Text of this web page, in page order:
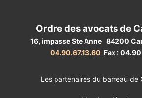
Ordre des avocats de
16, impasse Ste Anne 84200
04.90.67.13.60 Fax :
Les partenaires du barreau de